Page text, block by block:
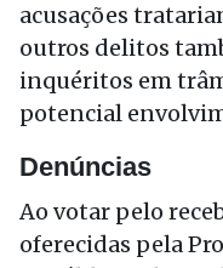
acusações
outros delitos
inquéritos em
potencial
Denúncias
Ao votar pelo
oferecidas pela